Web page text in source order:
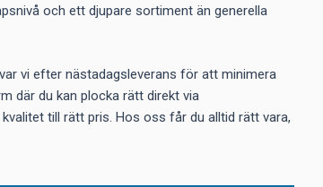
och ett djupare sortiment än generella
vi efter nästadagsleverans för att minimera
där du kan plocka rätt direkt via
till rätt pris. Hos oss får du alltid rätt vara,